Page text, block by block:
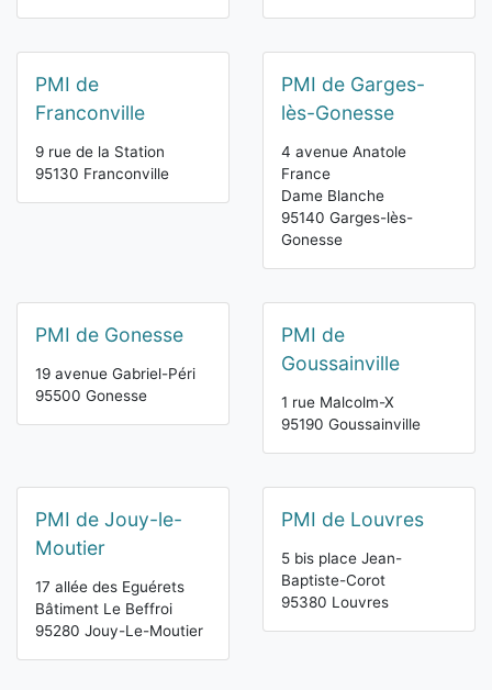
PMI de
Franconville
9 rue de la Station
95130 Franconville
PMI de Garges-
lès-Gonesse
4 avenue Anatole
France
Dame Blanche
95140 Garges-lès-
Gonesse
PMI de Gonesse
19 avenue Gabriel-Péri
95500 Gonesse
PMI de
Goussainville
1 rue Malcolm-X
95190 Goussainville
PMI de Jouy-le-
Moutier
17 allée des Eguérets
Bâtiment Le Beffroi
95280 Jouy-Le-Moutier
PMI de Louvres
5 bis place Jean-
Baptiste-Corot
95380 Louvres